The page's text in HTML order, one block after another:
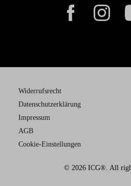
Widerrufsrecht
Datenschutzerklärung
Impressum
AGB
Cookie-Einstellungen
© 2026 ICG®. All